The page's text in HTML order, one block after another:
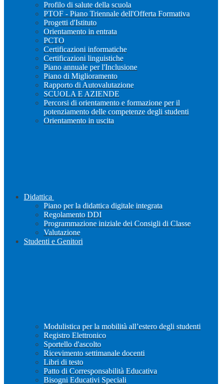
Profilo di salute della scuola
PTOF - Piano Triennale dell'Offerta Formativa
Progetti d'Istituto
Orientamento in entrata
PCTO
Certificazioni informatiche
Certificazioni linguistiche
Piano annuale per l'Inclusione
Piano di Miglioramento
Rapporto di Autovalutazione
SCUOLA E AZIENDE
Percorsi di orientamento e formazione per il
potenziamento delle competenze degli studenti
Orientamento in uscita
Didattica
Piano per la didattica digitale integrata
Regolamento DDI
Programmazione iniziale dei Consigli di Classe
Valutazione
Studenti e Genitori
Modulistica per la mobilità all’estero degli studenti
Registro Elettronico
Sportello d'ascolto
Ricevimento settimanale docenti
Libri di testo
Patto di Corresponsabilità Educativa
Bisogni Educativi Speciali